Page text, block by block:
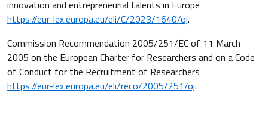
innovation and entrepreneurial talents in Europe
https://eur-lex.europa.eu/eli/C/2023/1640/oj.
Commission Recommendation 2005/251/EC of 11 March
2005 on the European Charter for Researchers and on a Code
of Conduct for the Recruitment of Researchers
https://eur-lex.europa.eu/eli/reco/2005/251/oj.